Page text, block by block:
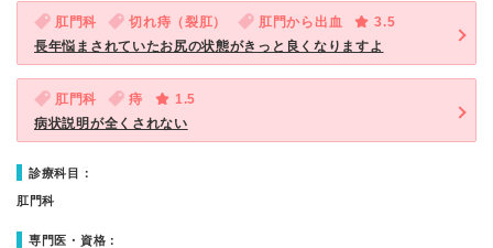
肛門科 切れ痔（裂肛） 肛門から出血
3.5
長年悩まされていたお尻の状態がきっと良くなりますよ
肛門科 痔
1.5
病状説明が全くされない
診療科目：
肛門科
専門医・資格：